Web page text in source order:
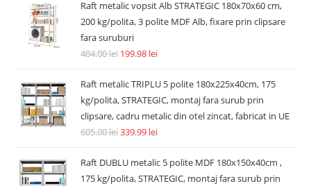
Raft metalic vopsit Alb STRATEGIC 180x70x60 cm,
200 kg/polita, 3 polite MDF Alb, fixare prin clipsare
fara suruburi
484.00lei 199.98 lei
Raft metalic TRIPLU 5 polite 180x225x40cm, 175
kg/polita, STRATEGIC, montaj fara surub prin
clipsare, cadru metalic din otel zincat, fabricat in UE
605.00lei339.99 lei
Raft DUBLU metalic 5 polite MDF 180x150x40cm ,
175 kg/polita, STRATEGIC, montaj fara surub prin